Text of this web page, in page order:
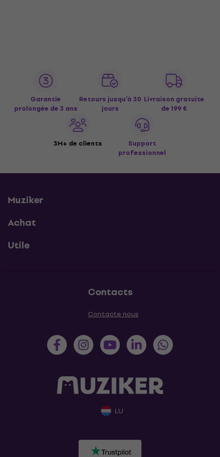
Garantie
prolongée de 3 ans
Retours jusqu’à 30
jours
Livraison gratuite
de 199 €
3M+ de clients
Support
professionnel
Muziker
Achat
Utile
Contacts
Contacte nous
LU